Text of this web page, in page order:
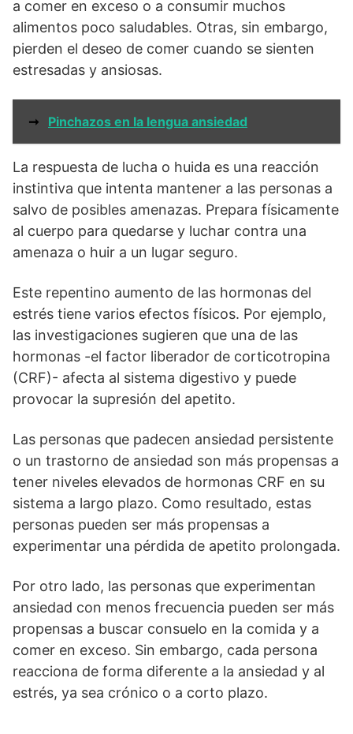
a comer en exceso o a consumir muchos
alimentos poco saludables. Otras, sin embargo,
pierden el deseo de comer cuando se sienten
estresadas y ansiosas.
➞ Pinchazos en la lengua ansiedad
La respuesta de lucha o huida es una reacción
instintiva que intenta mantener a las personas a
salvo de posibles amenazas. Prepara físicamente
al cuerpo para quedarse y luchar contra una
amenaza o huir a un lugar seguro.
Este repentino aumento de las hormonas del
estrés tiene varios efectos físicos. Por ejemplo,
las investigaciones sugieren que una de las
hormonas -el factor liberador de corticotropina
(CRF)- afecta al sistema digestivo y puede
provocar la supresión del apetito.
Las personas que padecen ansiedad persistente
o un trastorno de ansiedad son más propensas a
tener niveles elevados de hormonas CRF en su
sistema a largo plazo. Como resultado, estas
personas pueden ser más propensas a
experimentar una pérdida de apetito prolongada.
Por otro lado, las personas que experimentan
ansiedad con menos frecuencia pueden ser más
propensas a buscar consuelo en la comida y a
comer en exceso. Sin embargo, cada persona
reacciona de forma diferente a la ansiedad y al
estrés, ya sea crónico o a corto plazo.